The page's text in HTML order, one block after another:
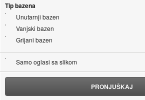
Tip bazena
Unutarnji bazen
Vanjski bazen
Grijani bazen
Samo oglasi sa slikom
PRONJUŠKAJ